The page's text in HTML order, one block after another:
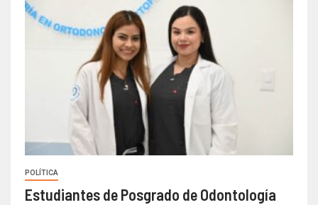
POLÍTICA
Estudiantes de Posgrado de Odontología